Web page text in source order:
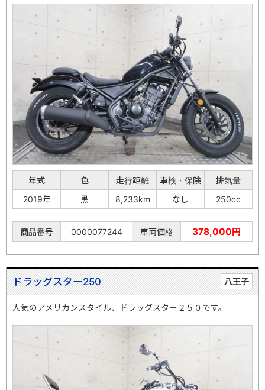
年式 色 走行距離 車検・保険
排気量
2019年
黒 8,233km なし 250cc
商品番号 0000077244 車両価格 378,000円
八王子
ドラッグスター250
人気のアメリカンスタイル、ドラッグスター２５０です。